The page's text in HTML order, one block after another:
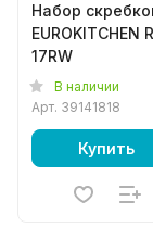
Набор
EUROKITCHEN
17RW
В наличии
Арт. 39141818
Купить